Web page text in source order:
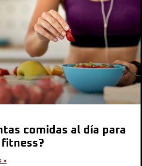
comidas al día para
»